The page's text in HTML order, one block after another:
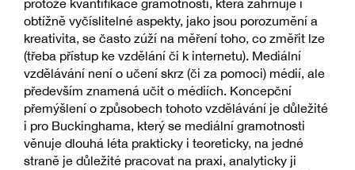
protože kvantifikace gramotnosti, která zahrnuje i
obtížně vyčíslitelné aspekty, jako jsou porozumění a
kreativita, se často zúží na měření toho, co změřit lze
(třeba přístup ke vzdělání či k internetu). Mediální
vzdělávání není o učení skrz (či za pomoci) médií, ale
především znamená učit o médiích. Koncepční
přemýšlení o způsobech tohoto vzdělávání je důležité
i pro Buckinghama, který se mediální gramotnosti
věnuje dlouhá léta prakticky i teoreticky, na jedné
straně je důležité pracovat na praxi, analyticky ji